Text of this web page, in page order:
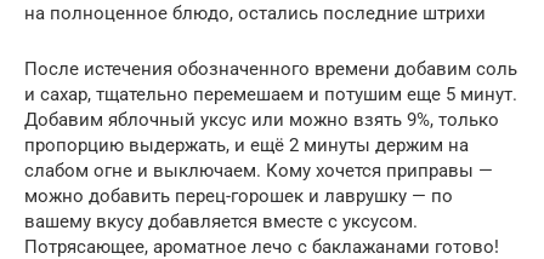
на полноценное блюдо, остались последние штрихи
После истечения обозначенного времени добавим соль
и сахар, тщательно перемешаем и потушим еще 5 минут.
Добавим яблочный уксус или можно взять 9%, только
пропорцию выдержать, и ещё 2 минуты держим на
слабом огне и выключаем. Кому хочется приправы —
можно добавить перец-горошек и лаврушку — по
вашему вкусу добавляется вместе с уксусом.
Потрясающее, ароматное лечо с баклажанами готово!